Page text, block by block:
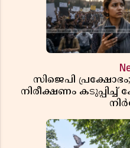
സിജെപി
നിരീക്ഷണം കടുപ്പിച്ച്